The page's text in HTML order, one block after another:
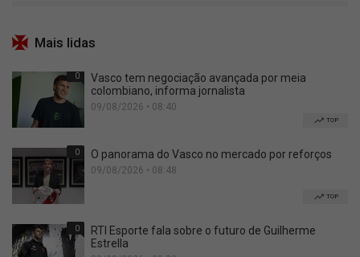
Mais lidas
0
Vasco tem negociação avançada por meia
colombiano, informa jornalista
09/08/2026 • 08:40
TOP
0 O panorama do Vasco no mercado por reforços
09/08/2026 • 08:48
TOP
0
RTI Esporte fala sobre o futuro de Guilherme
Estrella